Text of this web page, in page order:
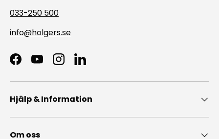
033-250 500
info@holgers.se
Facebook
YouTubeInstagramLinkedIn
Hjälp & Information
Om oss